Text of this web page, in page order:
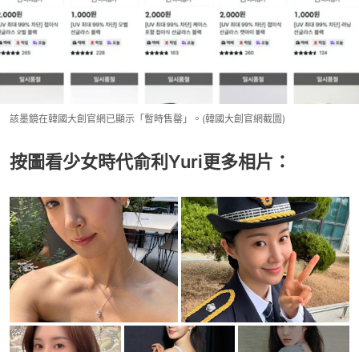
該墨鏡在韓國大創官網已顯示「暫時售罄」。(韓國大創官網截圖)
按圖看少女時代俞利Yuri更多相片：